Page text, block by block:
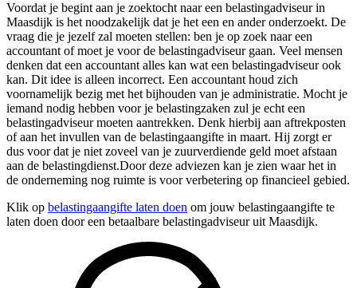
Voordat je begint aan je zoektocht naar een belastingadviseur in
Maasdijk is het noodzakelijk dat je het een en ander onderzoekt. De
vraag die je jezelf zal moeten stellen: ben je op zoek naar een
accountant of moet je voor de belastingadviseur gaan. Veel mensen
denken dat een accountant alles kan wat een belastingadviseur ook
kan. Dit idee is alleen incorrect. Een accountant houd zich
voornamelijk bezig met het bijhouden van je administratie. Mocht je
iemand nodig hebben voor je belastingzaken zul je echt een
belastingadviseur moeten aantrekken. Denk hierbij aan aftrekposten
of aan het invullen van de belastingaangifte in maart. Hij zorgt er
dus voor dat je niet zoveel van je zuurverdiende geld moet afstaan
aan de belastingdienst.Door deze adviezen kan je zien waar het in
de onderneming nog ruimte is voor verbetering op financieel gebied.
Klik op belastingaangifte laten doen om jouw belastingaangifte te
laten doen door een betaalbare belastingadviseur uit Maasdijk.